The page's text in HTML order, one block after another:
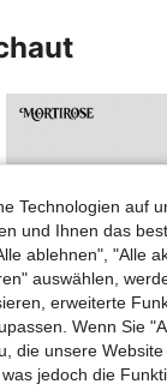
Technologien auf
und Ihnen das
ablehnen", "Alle
auswählen,
erweiterte
Wenn Sie
die unsere
jedoch die